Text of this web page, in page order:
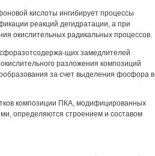
кислоты ингибирует процессы
реакций дегидратации, а при
окислительных радикальных процессов.
щих замедлителей
разложения композиций
за счет выделения фосфора в
композиции ПКА, модифицированных
определяются строением и составом